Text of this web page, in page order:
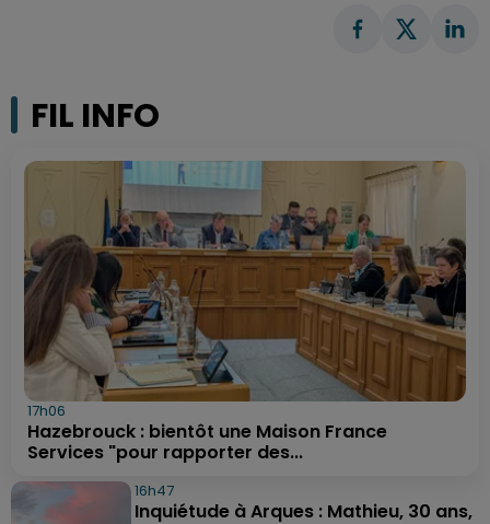
FIL INFO
17h06
Hazebrouck : bientôt une Maison France
Services "pour rapporter des...
16h47
Inquiétude à Arques : Mathieu, 30 ans,